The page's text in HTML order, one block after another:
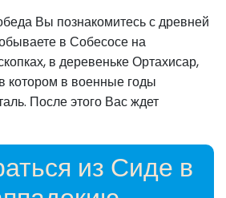
Вы познакомитесь с древней
в Собесосе на
в деревеньке Ортахисар,
котором в военные годы
После этого Вас ждет
из Сиде в